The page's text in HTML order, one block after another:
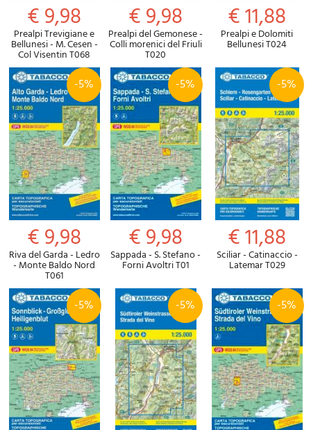
€ 9,98
Prealpi Trevigiane e
Bellunesi - M. Cesen -
Col Visentin T068
€ 9,98
Prealpi del Gemonese -
Colli morenici del Friuli
T020
€ 11,88
Prealpi e Dolomiti
Bellunesi T024
-5%
€ 9,98
Riva del Garda - Ledro
- Monte Baldo Nord
T061
-5%
€ 9,98
Sappada - S. Stefano -
Forni Avoltri T01
-5%
€ 11,88
Sciliar - Catinaccio -
Latemar T029
-5% -5% -5%